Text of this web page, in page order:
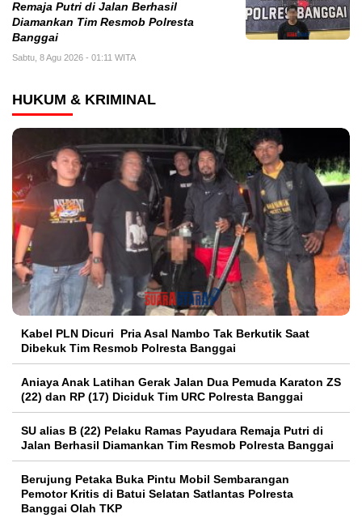
Remaja Putri di Jalan Berhasil
Diamankan Tim Resmob Polresta
Banggai
Sabtu, 8 Agu 2026 - 01:11 WITA
HUKUM & KRIMINAL
Kabel PLN Dicuri Pria Asal Nambo Tak Berkutik Saat
Dibekuk Tim Resmob Polresta Banggai
Aniaya Anak Latihan Gerak Jalan Dua Pemuda Karaton ZS
(22) dan RP (17) Diciduk Tim URC Polresta Banggai
SU alias B (22) Pelaku Ramas Payudara Remaja Putri di
Jalan Berhasil Diamankan Tim Resmob Polresta Banggai
Berujung Petaka Buka Pintu Mobil Sembarangan
Pemotor Kritis di Batui Selatan Satlantas Polresta
Banggai Olah TKP